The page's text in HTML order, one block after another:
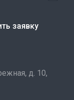
заявку
д. 10,